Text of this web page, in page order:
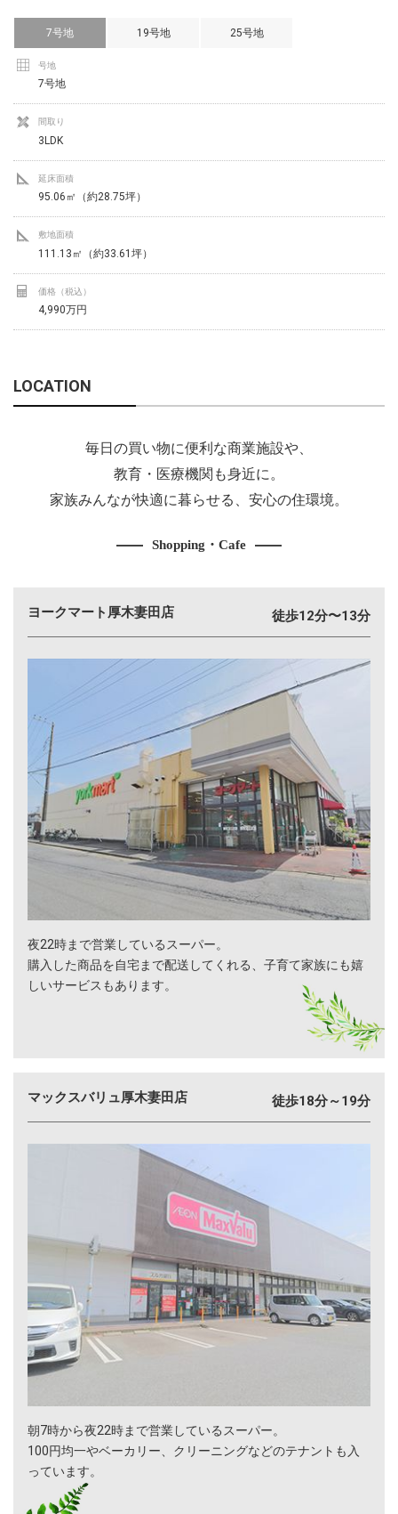
7号地 19号地 25号地
号地
7号地
間取り
3LDK
延床面積
95.06㎡（約28.75坪）
敷地面積
111.13㎡（約33.61坪）
価格（税込）
4,990万円
LOCATION
毎日の買い物に便利な商業施設や、
教育・医療機関も身近に。
家族みんなが快適に暮らせる、安心の住環境。
Shopping・Cafe
ヨークマート厚木妻田店 徒歩12分〜13分
夜22時まで営業しているスーパー。
購入した商品を自宅まで配送してくれる、子育て家族にも嬉
しいサービスもあります。
マックスバリュ厚木妻田店 徒歩18分～19分
朝7時から夜22時まで営業しているスーパー。
100円均一やベーカリー、クリーニングなどのテナントも入
っています。